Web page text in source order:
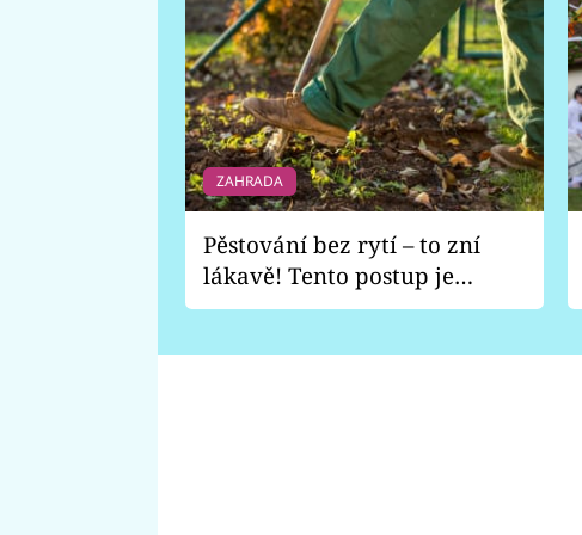
ZAHRADA
Pěstování bez rytí – to zní
lákavě! Tento postup je
vhodný jen pro některé